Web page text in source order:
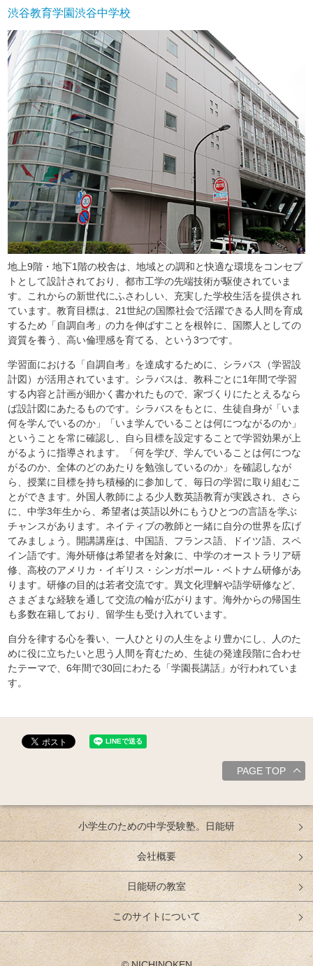
渋谷教育学園渋谷中学校
地上9階・地下1階の校舎は、地域との調和と快適な環境をコンセプ
トとして設計されており、都市工学の先端技術が駆使されていま
す。これからの新世代にふさわしい、充実した学校生活を提供され
ています。教育目標は、21世紀の国際社会で活躍できる人間を育成
するため「自調自考」の力を伸ばすことを根幹に、国際人としての
資質を養う、高い倫理感を育てる、という3つです。
学習面における「自調自考」を達成するために、シラバス（学習設
計図）が活用されています。シラバスは、教科ごとに1年間で学習
する内容と計画が細かく書かれたもので、家づくりにたとえるなら
ば設計図にあたるものです。シラバスをもとに、生徒自身が「いま
何を学んでいるのか」「いま学んでいることは何につながるのか」
ということを常に確認し、自ら目標を設定することで学習効果が上
がるように指導されます。「何を学び、学んでいることは何につな
がるのか、全体のどのあたりを勉強しているのか」を確認しなが
ら、授業に目標を持ち積極的に参加して、毎日の学習に取り組むこ
とができます。外国人教師による少人数英語教育が実践され、さら
に、中学3年生から、希望者は英語以外にもうひとつの言語を学ぶ
チャンスがあります。ネイティブの教師と一緒に自分の世界を広げ
てみましょう。開講講座は、中国語、フランス語、ドイツ語、スペ
イン語です。海外研修は希望者を対象に、中学のオーストラリア研
修、高校のアメリカ・イギリス・シンガポール・ベトナム研修があ
ります。研修の目的は若者交流です。異文化理解や語学研修など、
さまざまな経験を通して交流の輪が広がります。海外からの帰国生
も多数在籍しており、留学生も受け入れています。
自分を律する心を養い、一人ひとりの人生をより豊かにし、人のた
めに役に立ちたいと思う人間を育むため、生徒の発達段階に合わせ
たテーマで、6年間で30回にわたる「学園長講話」が行われていま
す。
PAGE TOP
小学生のための中学受験塾。日能研
会社概要
日能研の教室
このサイトについて